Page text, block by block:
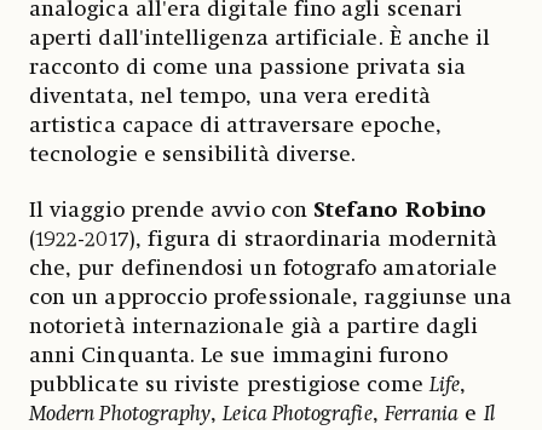
analogica all'era digitale fino agli scenari
aperti dall'intelligenza artificiale. È anche il
racconto di come una passione privata sia
diventata, nel tempo, una vera eredità
artistica capace di attraversare epoche,
tecnologie e sensibilità diverse.
Il viaggio prende avvio con Stefano Robino
(1922-2017), figura di straordinaria modernità
che, pur definendosi un fotografo amatoriale
con un approccio professionale, raggiunse una
notorietà internazionale già a partire dagli
anni Cinquanta. Le sue immagini furono
pubblicate su riviste prestigiose comeLife,
Modern Photography,Leica Photografie,Ferrania eIl